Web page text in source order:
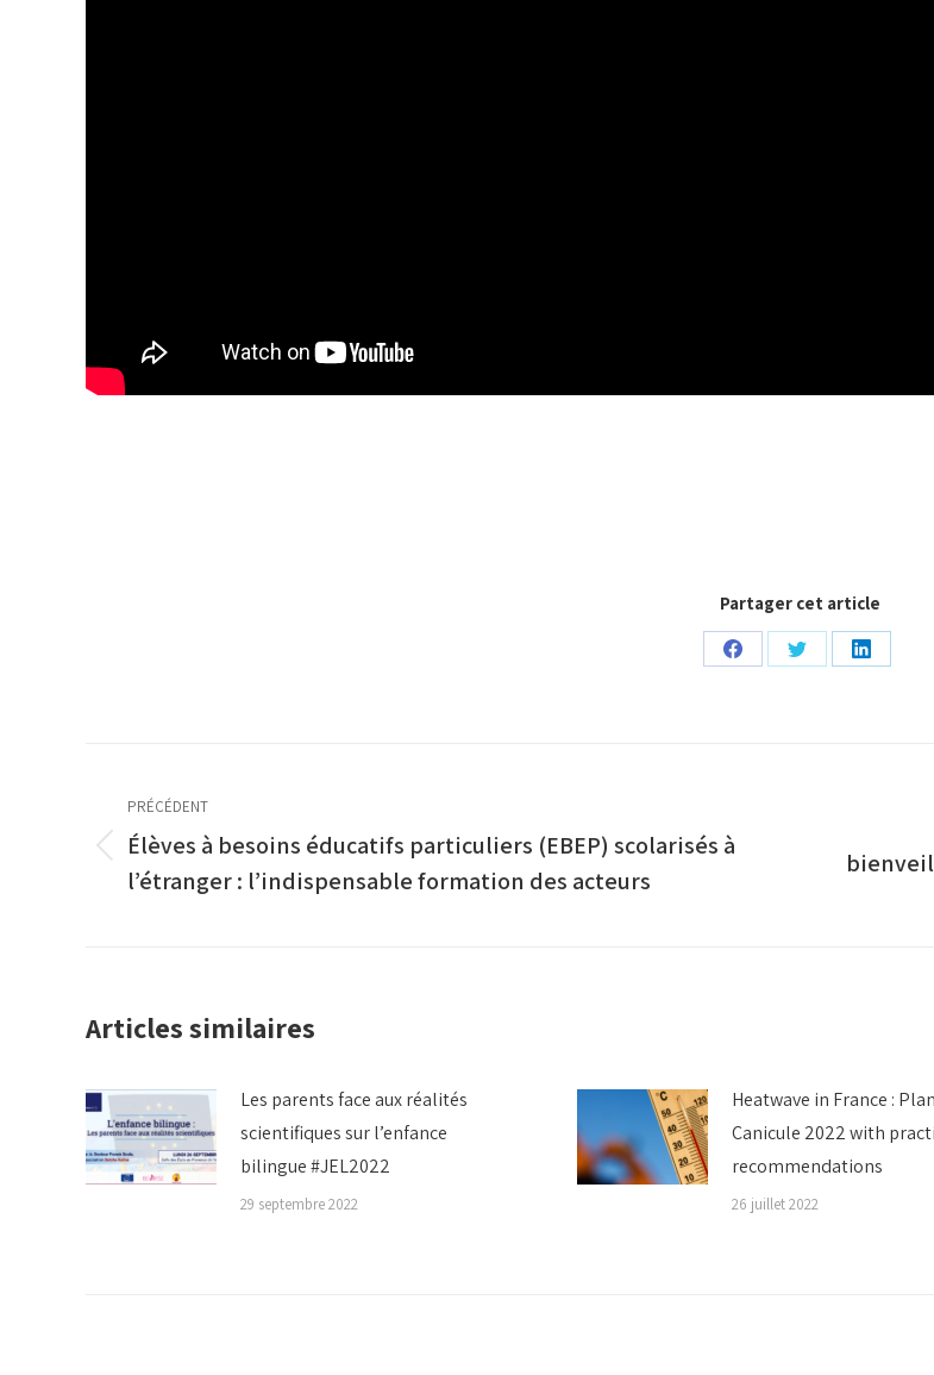
Partager cet article
PartagerPartagerPartager
article
PRÉCÉDENT
Article
précédent
Élèves à besoins éducatifs particuliers (EBEP) scolarisés à
l’étranger : l’indispensable formation des acteurs
Article
Articles similaires
Les parents face aux réalités
scientifiques sur l’enfance
bilingue #JEL2022
29 septembre 2022
Heatwave in France : Plan
Canicule 2022 with
recommendations
26 juillet 2022